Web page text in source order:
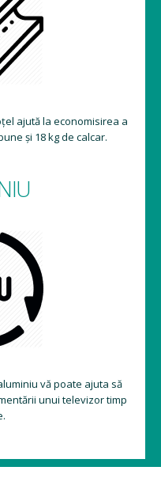
ajută la economisirea a
și 18 kg de calcar.
vă poate ajuta să
unui televizor timp